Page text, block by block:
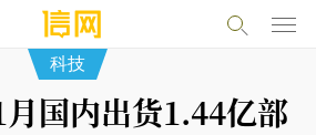
科技
国内出货1.44亿部